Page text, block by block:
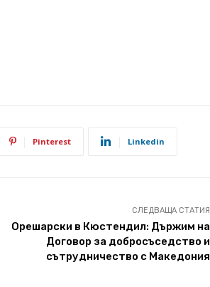
Pinterest Linkedin
СЛЕДВАЩА СТАТИЯ
Орешарски в Кюстендил: Държим на
Договор за добросъседство и
сътрудничество с Македония